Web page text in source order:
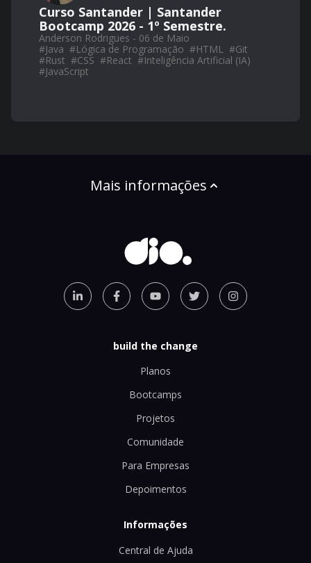
Curso Santander | Santander
Bootcamp 2026 - 1º Semestre.
Anderson Rodrigues - 06 de Maio
#Java #Lógica de Programação #HTML #Git
#Rust #CSS #React #Inteligência Artificial (IA)
#JavaScript
Mais informações
build the change
Planos
Bootcamps
Projetos
Comunidade
Para Empresas
Depoimentos
Informações
Central de Ajuda